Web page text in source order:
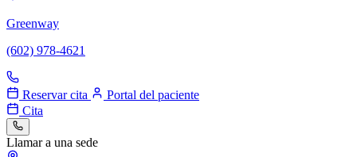
Greenway
(602) 978-4621
Reservar cita
Portal del paciente
Cita
Llamar a una sede